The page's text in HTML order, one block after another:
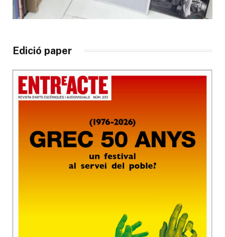
Edició paper